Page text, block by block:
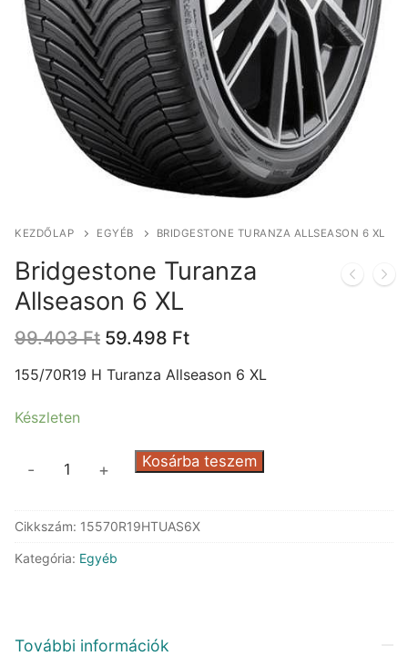
KEZDŐLAP EGYÉB BRIDGESTONE TURANZA ALLSEASON 6 XL
Bridgestone Turanza
Allseason 6 XL
99.403Ft Original
was:
59.498 FtCurrent
is:
155/70R19 H Turanza Allseason 6 XL
Készleten
Bridgestone
6
XL
- + Kosárba teszem
Cikkszám: 15570R19HTUAS6X
Kategória: Egyéb
További információk